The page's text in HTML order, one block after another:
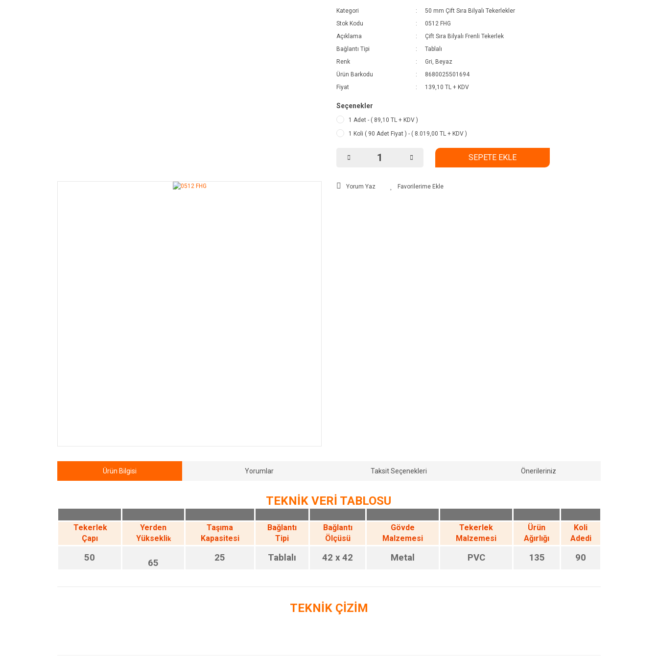
Kategori
50 mm Çift Sıra Bilyalı Tekerlekler
Stok Kodu
0512 FHG
Açıklama
Çift Sıra Bilyalı Frenli Tekerlek
Bağlantı Tipi
Tablalı
Renk
Gri, Beyaz
Ürün Barkodu
8680025501694
Fiyat
139,10 TL + KDV
Seçenekler
1 Adet - ( 89,10 TL + KDV )
1 Koli ( 90 Adet Fiyat ) - ( 8.019,00 TL + KDV )
SEPETE EKLE
Yorum Yaz
Ürün Bilgisi Yorumlar Taksit Seçenekleri Önerileriniz
TEKNİK VERİ TABLOSU
Tekerlek
Çapı
Yerden
Yükseklik
Taşıma
Kapasitesi
Bağlantı
Tipi
Bağlantı
Ölçüsü
Gövde
Malzemesi
Tekerlek
Malzemesi
Ürün
Ağırlığı
Koli
Adedi
50 65 25 Tablalı 42 x 42 Metal PVC 135 90
TEKNİK ÇİZİM